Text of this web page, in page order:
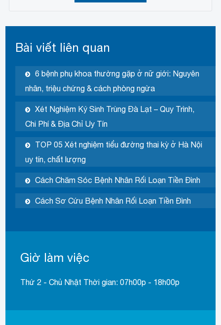
Bài viết liên quan
6 bệnh phụ khoa thường gặp ở nữ giới: Nguyên
nhân, triệu chứng & cách phòng ngừa
Xét Nghiệm Ký Sinh Trùng Đà Lạt – Quy Trình,
Chi Phí & Địa Chỉ Uy Tín
TOP 05 Xét nghiệm tiểu đường thai kỳ ở Hà Nội
uy tín, chất lượng
Cách Chăm Sóc Bệnh Nhân Rối Loạn Tiền Đình
Cách Sơ Cứu Bệnh Nhân Rối Loạn Tiền Đình
Giờ làm việc
Thứ 2 - Chủ Nhật Thời gian: 07h00p - 18h00p